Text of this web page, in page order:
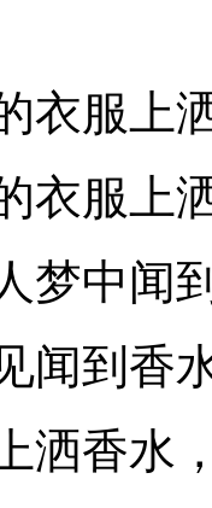
衣服上
衣服上
梦中闻
闻到香
洒香水